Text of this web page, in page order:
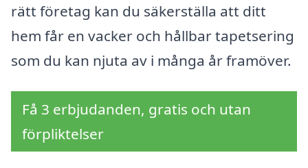
rätt företag kan du säkerställa att ditt
hem får en vacker och hållbar tapetsering
som du kan njuta av i många år framöver.
Få 3 erbjudanden, gratis och utan
förpliktelser